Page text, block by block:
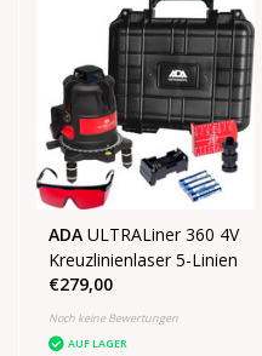
ADA ULTRALiner 360 4V
Kreuzlinienlaser 5-Linien
€279,00
Noch keine Bewertungen
AUF LAGER